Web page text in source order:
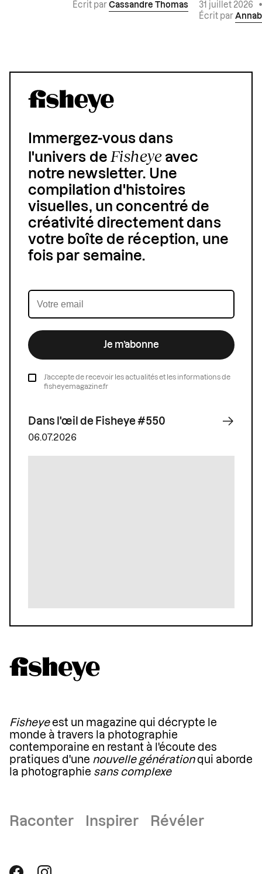
Écrit par Cassandre Thomas 31 juillet 2026
Écrit par
Immergez-vous dans
l'univers deFisheyeavec
notre newsletter. Une
compilation d'histoires
visuelles, un concentré de
créativité directement dans
votre boîte de réception, une
fois par semaine.
Je m’abonne
J’accepte de recevoir les actualités et les informations de
fisheyemagazine.fr
Dans l'œil de Fisheye #550
06.07.2026
Fisheyeest un magazine qui décrypte le
monde à travers la photographie
contemporaine en restant à l'écoute des
pratiques d'une nouvelle générationqui aborde
la photographie sans complexe
Raconter Inspirer Révéler